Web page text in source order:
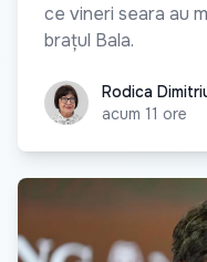
ce vineri seara au
brațul Bala.
Rodica Dimitriu
Rodica
acum 11 ore